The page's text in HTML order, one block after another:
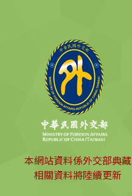
本網站資料係外交部典藏
相關資料將陸續更新